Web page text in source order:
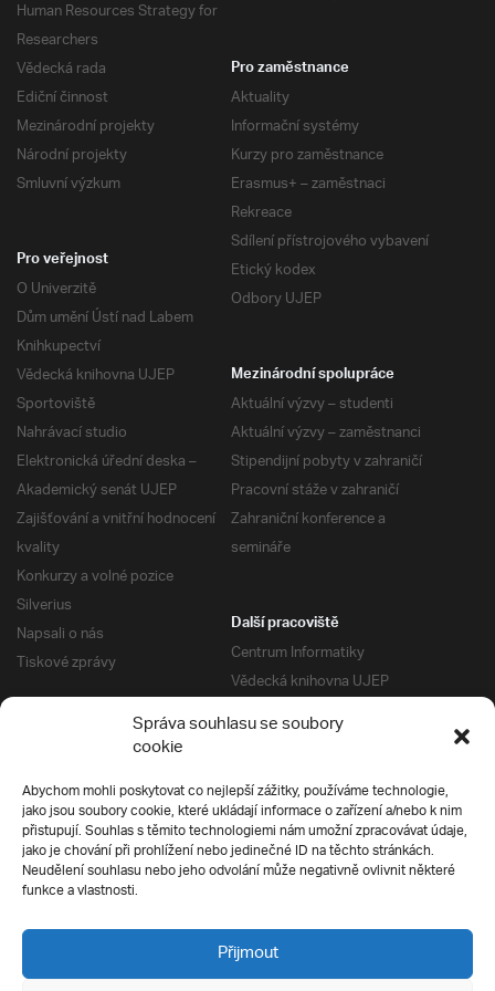
Správa souhlasu se soubory
cookie
Abychom mohli poskytovat co nejlepší zážitky, používáme technologie,
jako jsou soubory cookie, které ukládají informace o zařízení a/nebo k nim
přistupují. Souhlas s těmito technologiemi nám umožní zpracovávat údaje,
jako je chování při prohlížení nebo jedinečné ID na těchto stránkách.
Neudělení souhlasu nebo jeho odvolání může negativně ovlivnit některé
funkce a vlastnosti.
Přijmout
Human Resources Strategy for
Researchers
Vědecká rada
Ediční činnost
Mezinárodní projekty
Národní projekty
Smluvní výzkum
Pro zaměstnance
Aktuality
Informační systémy
Kurzy pro zaměstnance
Erasmus+ – zaměstnaci
Rekreace
Sdílení přístrojového vybavení
Etický kodex
Odbory UJEP
Pro veřejnost
O Univerzitě
Dům umění Ústí nad Labem
Knihkupectví
Vědecká knihovna UJEP
Sportoviště
Nahrávací studio
Elektronická úřední deska –
Akademický senát UJEP
Zajišťování a vnitřní hodnocení
kvality
Konkurzy a volné pozice
Silverius
Napsali o nás
Tiskové zprávy
Mezinárodní spolupráce
Aktuální výzvy – studenti
Aktuální výzvy – zaměstnanci
Stipendijní pobyty v zahraničí
Pracovní stáže v zahraničí
Zahraniční konference a
semináře
Další pracoviště
Centrum Informatiky
Vědecká knihovna UJEP
Správa kolejí a menz
Univerzitní centrum podpory
Silverius
Pro uchazeče
Přijímací řízení
E-prihlaska
Přípravné kurzy
Ochrana soukromí